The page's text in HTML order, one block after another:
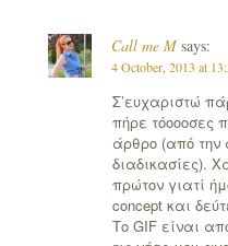
Call me M says:
4 October, 2013 at
Σ’ευχαριστώ
πήρε τόοοοσες
άρθρο (από την
διαδικασίες).
πρώτον γιατί
concept και
Το GIF είναι